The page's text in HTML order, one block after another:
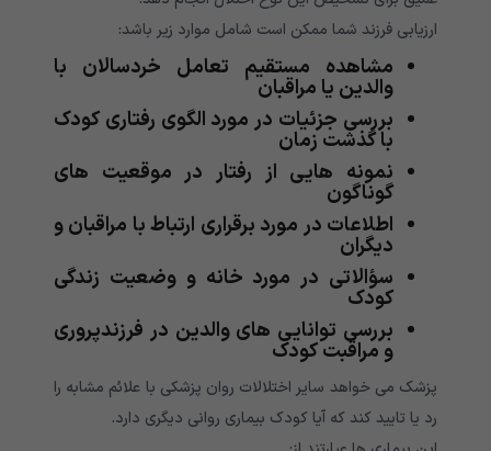
ارزیابی فرزند شما ممکن است شامل موارد زیر باشد:
مشاهده مستقیم تعامل خردسالان با
والدین یا مراقبان
بررسی جزئیات در مورد الگوی رفتاری کودک
با گذشت زمان
نمونه هایی از رفتار در موقعیت های
گوناگون
اطلاعات در مورد برقراری ارتباط با مراقبان و
دیگران
سؤالاتی در مورد خانه و وضعیت زندگی
کودک
بررسی توانایی های والدین در فرزندپروری
و مراقبت کودک
پزشک می خواهد سایر اختلالات روان پزشکی با علائم مشابه را
رد یا تایید کند که آیا کودک بیماری روانی دیگری دارد.